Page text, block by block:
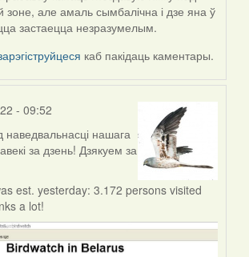
зоне, але амаль сымбалічна і дзе яна ў
застаецца незразумелым.
каб пакідаць каментары.
- 09:52
наведвальнасці нашага
за дзень! Дзякуем за
est. yesterday: 3.172 persons visited
a lot!